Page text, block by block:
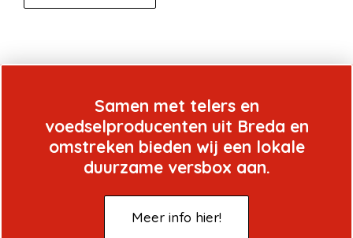
Samen met telers en
voedselproducenten uit Breda en
omstreken bieden wij een lokale
duurzame versbox aan.
Meer info hier!